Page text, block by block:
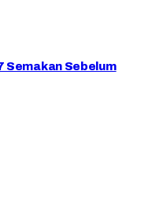
Semakan Sebelum